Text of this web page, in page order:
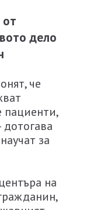
дело
че
пациенти,
за
на